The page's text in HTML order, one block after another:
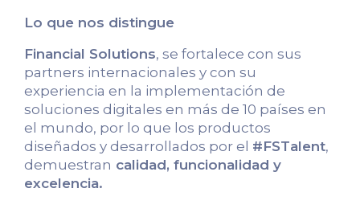
Lo que nos distingue
Financial Solutions, se fortalece con sus
partners internacionales y con su
experiencia en la implementación de
soluciones digitales en más de 10 países en
el mundo, por lo que los productos
diseñados y desarrollados por el #FSTalent,
demuestran calidad, funcionalidad y
excelencia.